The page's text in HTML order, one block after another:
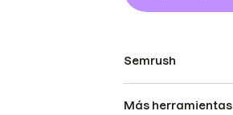
Semrush
Más herramientas